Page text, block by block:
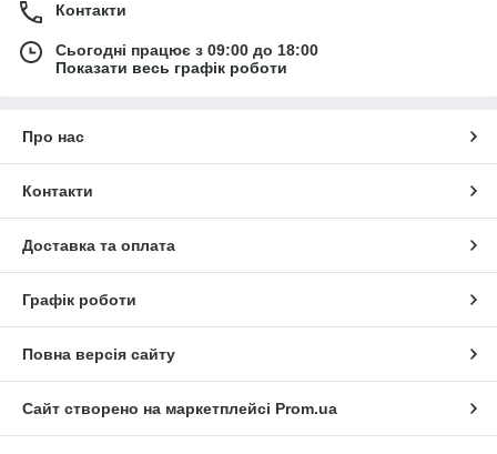
Контакти
Сьогодні працює з 09:00 до 18:00
Показати весь графік роботи
Про нас
Контакти
Доставка та оплата
Графік роботи
Повна версія сайту
Сайт створено на маркетплейсі Prom.ua